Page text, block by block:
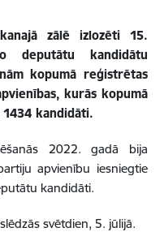
zālē izlozēti 15.
deputātu kandidātu
kopumā reģistrētas
kurās kopumā
kandidāti.
2022. gadā bija
apvienību iesniegtie
kandidāti.
svētdien, 5. jūlijā.